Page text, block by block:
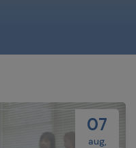
07
aug,